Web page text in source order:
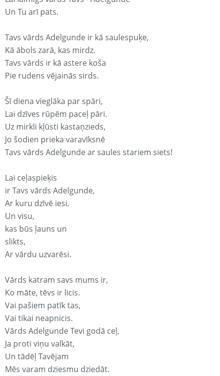
Un Tu arī pats.
Tavs vārds Adelgunde ir kā saulespuķe,
Kā ābols zarā, kas mirdz.
Tavs vārds ir kā astere koša
Pie rudens vējainās sirds.
Šī diena vieglāka par spāri,
Lai dzīves rūpēm paceļ pāri.
Uz mirkli kļūsti kastaņzieds,
Jo šodien prieka varavīksnē
Tavs vārds Adelgunde ar saules stariem siets!
Lai ceļaspieķis
ir Tavs vārds Adelgunde,
Ar kuru dzīvē iesi.
Un visu,
kas būs ļauns un
slikts,
Ar vārdu uzvarēsi.
Vārds katram savs mums ir,
Ko māte, tēvs ir licis.
Vai pašiem patīk tas,
Vai tikai neapnicis.
Vārds Adelgunde Tevi godā ceļ,
Ja proti viņu valkāt,
Un tādēļ Tavējam
Mēs varam dziesmu dziedāt.